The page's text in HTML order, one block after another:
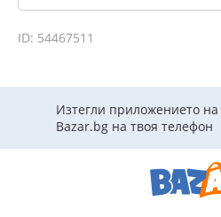
ID: 54467511
Изтегли приложението на
Bazar.bg на твоя телефон